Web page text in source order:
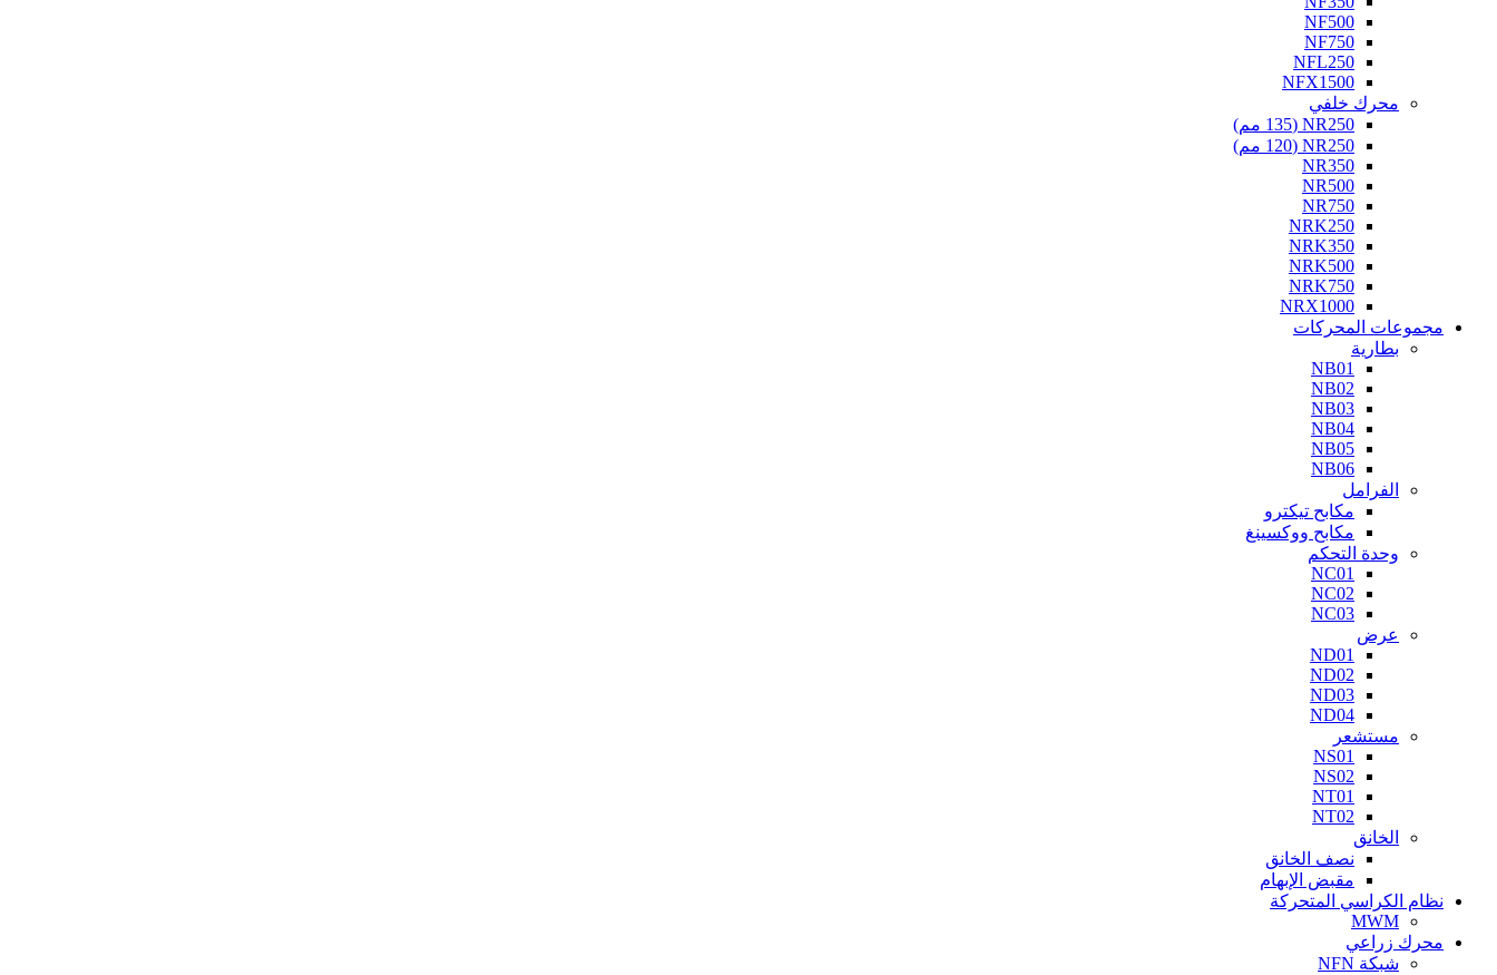
NF500
NF750
NFL250
NFX1500
محرك خلفي
NR250 (135 مم)
NR250 (120 مم)
NR350
NR500
NR750
NRK250
NRK350
NRK500
NRK750
NRX1000
مجموعات المحركات
بطارية
NB01
NB02
NB03
NB04
NB05
NB06
الفرامل
مكابح تيكترو
مكابح ووكسينغ
وحدة التحكم
NC01
NC02
NC03
عرض
ND01
ND02
ND03
ND04
مستشعر
NS01
NS02
NT01
NT02
الخانق
نصف الخانق
مقبض الإبهام
نظام الكراسي المتحركة
MWM
محرك زراعي
شبكة NFN